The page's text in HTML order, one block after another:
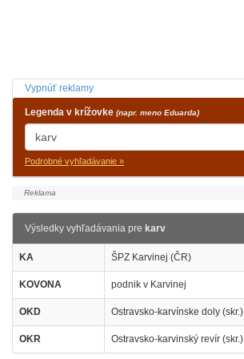
Vypnúť reklamy
Legenda v krížovke (napr. meno Eduarda)
Podrobné vyhľadávanie »
Výsledky vyhľadávania pre karv
KA ŠPZ Karvinej (ČR)
KOVONA podnik v Karvinej
OKD Ostravsko-karvínske doly (skr.)
OKR Ostravsko-karvinský revír (skr.)